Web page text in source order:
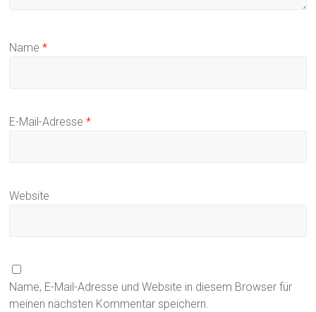
Name*
E-Mail-Adresse*
Website
Name, E-Mail-Adresse und Website in diesem Browser für
meinen nächsten Kommentar speichern.